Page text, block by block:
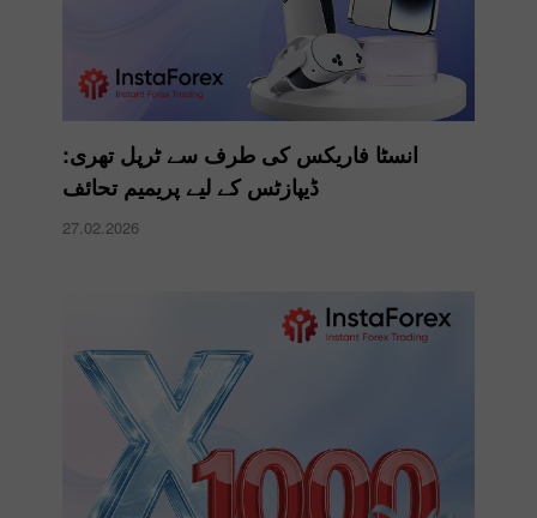
انسٹا فاریکس کی طرف سے ٹرپل تھری:
ڈیپازٹس کے لیے پریمیم تحائف
27.02.2026